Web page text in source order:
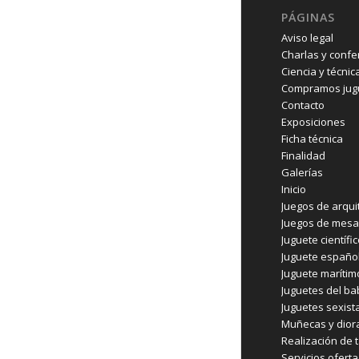
PÁGINAS
Aviso legal
Charlas y
Ciencia y
Compramos
Contacto
Exposiciones
Ficha técnica
Finalidad
Galerías
Inicio
Juegos de
Juegos de mesa
Juguete
Juguete
Juguete
Juguetes del
Juguetes
Muñecas y
Realización de